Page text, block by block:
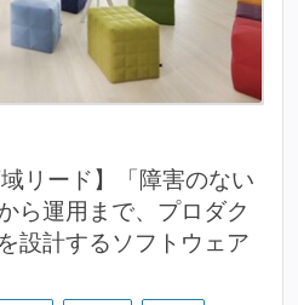
域リード】「障害のない
ら運用まで、プロダク
設計するソフトウェア